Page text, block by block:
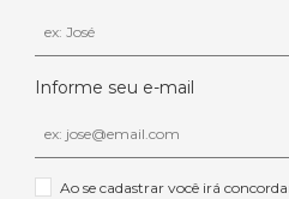
Informe seu e-mail